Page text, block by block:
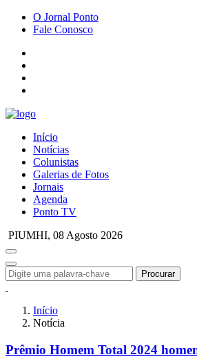
O Jornal Ponto
Fale Conosco
Início
Notícias
Colunistas
Galerias de Fotos
Jornais
Agenda
Ponto TV
PIUMHI, 08 Agosto 2026
Procurar
Início
Notícia
Prêmio Homem Total 2024